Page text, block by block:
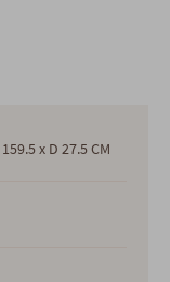
x D 27.5 CM